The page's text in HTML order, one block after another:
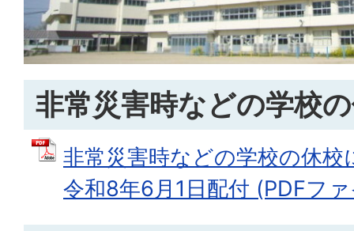
非常災害時などの学校
非常災害時などの学校の休
令和8年6月1日配付 (PDFフ